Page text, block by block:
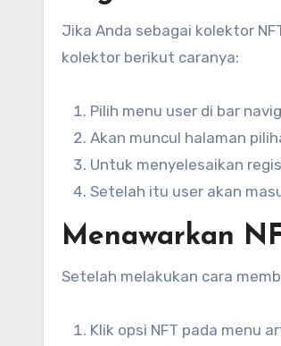
Jika Anda sebagai kolektor
kolektor berikut caranya:
Pilih menu user di bar
Akan muncul halaman
Untuk menyelesaikan
Setelah itu user akan
Menawarkan
Setelah melakukan cara
Klik opsi NFT pada menu